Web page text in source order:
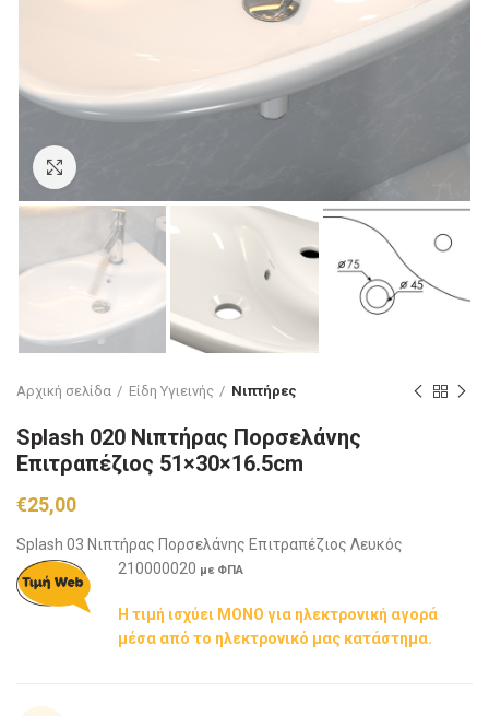
Αρχική σελίδα Είδη Υγιεινής Νιπτήρες
Splash 020 Νιπτήρας Πορσελάνης
Επιτραπέζιος 51×30×16.5cm
€25,00
Splash 03 Νιπτήρας Πορσελάνης Επιτραπέζιος Λευκός
210000020 με ΦΠΑ
Η τιμή ισχύει ΜΟΝΟ για ηλεκτρονική αγορά
μέσα από το ηλεκτρονικό μας κατάστημα.